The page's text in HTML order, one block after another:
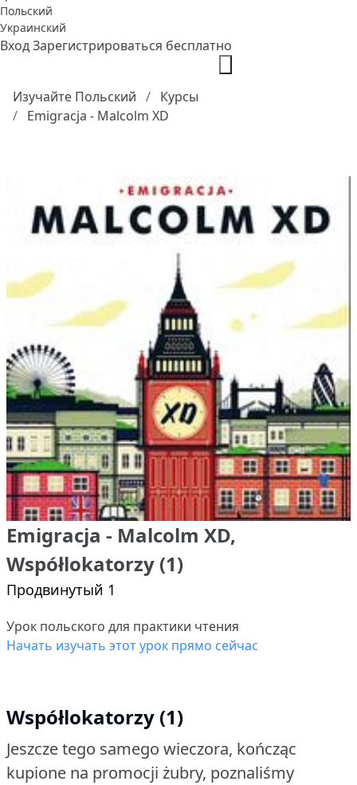
Польский
Украинский
ВходЗарегистрироваться бесплатно
Изучайте Польский
Курсы
Emigracja - Malcolm XD
Emigracja - Malcolm XD,
Współlokatorzy (1)
Продвинутый 1
Урок польского для практики чтения
Начать изучать этот урок прямо сейчас
Współlokatorzy (1)
Jeszcze tego samego wieczora, kończąc
kupione na promocji żubry, poznaliśmy